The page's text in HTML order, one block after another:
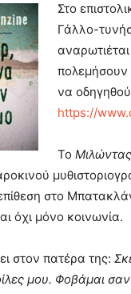
Στο
Γάλλο-
πολεμήσουν
να
https://
Το
στο
όχι μόνο κοινωνία.
στον πατέρα της:
μου. Φοβάμαι